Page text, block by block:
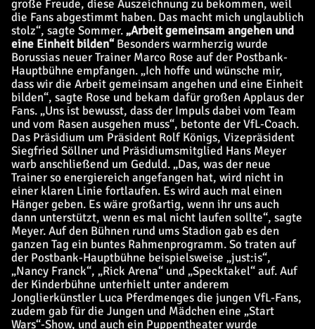
große Freude, diese Auszeichnung zu bekommen, weil
die Fans abgestimmt haben. Das macht mich unglaublich
stolz“, sagte Sommer.„Arbeit gemeinsam angehen und
eine Einheit bilden“Besonders warmherzig wurde
Borussias neuer Trainer Marco Rose auf der Postbank-
Hauptbühne empfangen. „Ich hoffe und wünsche mir,
dass wir die Arbeit gemeinsam angehen und eine Einheit
bilden“, sagte Rose und bekam dafür großen Applaus der
Fans. „Uns ist bewusst, dass der Impuls dabei vom Team
und vom Rasen ausgehen muss“, betonte der VfL-Coach.
Das Präsidium um Präsident Rolf Königs, Vizepräsident
Siegfried Söllner und Präsidiumsmitglied Hans Meyer
warb anschließend um Geduld. „Das, was der neue
Trainer so energiereich angefangen hat, wird nicht in
einer klaren Linie fortlaufen. Es wird auch mal einen
Hänger geben. Es wäre großartig, wenn ihr uns auch
dann unterstützt, wenn es mal nicht laufen sollte“, sagte
Meyer. Auf den Bühnen rund ums Stadion gab es den
ganzen Tag ein buntes Rahmenprogramm. So traten auf
der Postbank-Hauptbühne beispielsweise „just:is“,
„Nancy Franck“, „Rick Arena“ und „Specktakel“ auf. Auf
der Kinderbühne unterhielt unter anderem
Jonglierkünstler Luca Pferdmenges die jungen VfL-Fans,
zudem gab für die Jungen und Mädchen eine „Start
Wars“-Show, und auch ein Puppentheater wurde